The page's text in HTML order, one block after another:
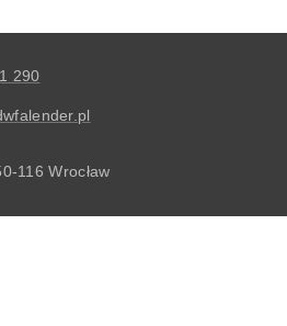
290
116 Wrocław